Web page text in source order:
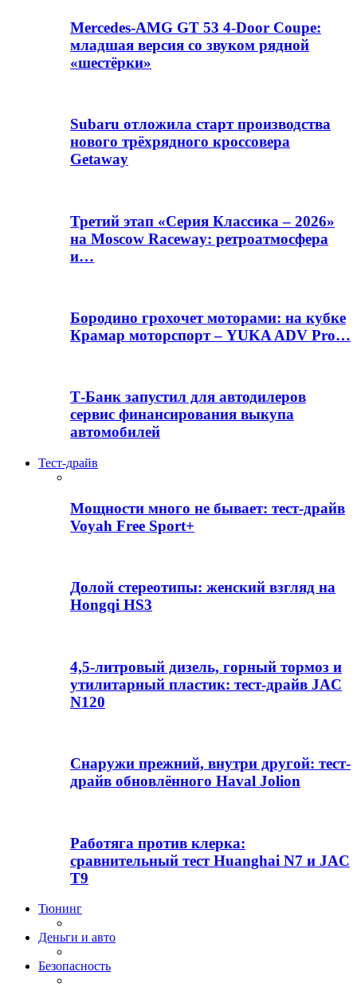
Mercedes-AMG GT 53 4-Door Coupe:
младшая версия со звуком рядной
«шестёрки»
Subaru отложила старт производства
нового трёхрядного кроссовера
Getaway
Третий этап «Серия Классика – 2026»
на Moscow Raceway: ретроатмосфера
и…
Бородино грохочет моторами: на кубке
Крамар моторспорт – YUKA ADV Pro…
Т-Банк запустил для автодилеров
сервис финансирования выкупа
автомобилей
Тест-драйв
Мощности много не бывает: тест-драйв
Voyah Free Sport+
Долой стереотипы: женский взгляд на
Hongqi HS3
4,5-литровый дизель, горный тормоз и
утилитарный пластик: тест-драйв JAC
N120
Снаружи прежний, внутри другой: тест-
драйв обновлённого Haval Jolion
Работяга против клерка:
сравнительный тест Huanghai N7 и JAC
T9
Тюнинг
Деньги и авто
Безопасность